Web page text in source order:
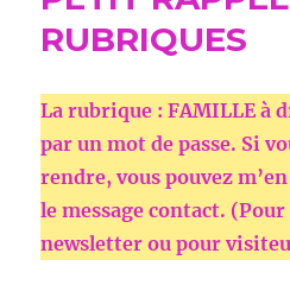
RUBRIQUES
La rubrique : FAMILLE à
par un mot de passe. Si
rendre, vous pouvez
le message contact.
newsletter ou pour